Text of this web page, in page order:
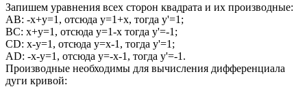
Запишем уравнения всех сторон квадрата и их производные:
AB: -x+y=1 , отсюда y=1+x, тогда y'=1 ;
BC: x+y=1 , отсюда y=1-x тогда y'=-1 ;
CD: x-y=1 , отсюда y=x-1 , тогда y'=1 ;
AD: -x-y=1 , отсюда y=-x-1 , тогда y'=-1 .
Производные необходимы для вычисления дифференциала
дуги кривой: